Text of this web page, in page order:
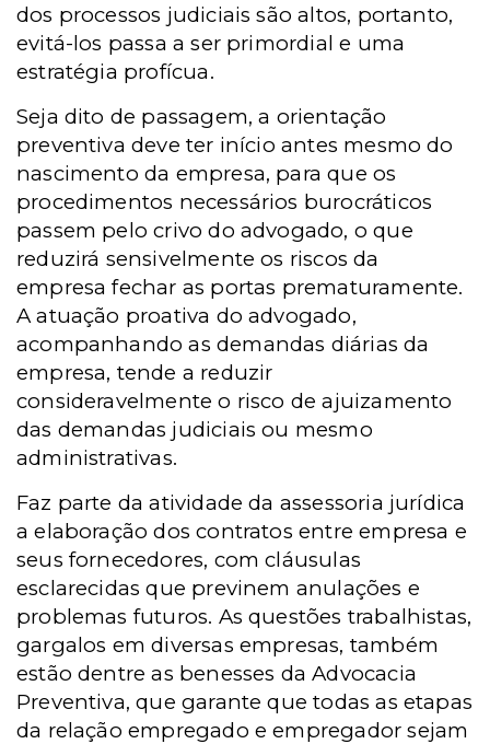
dos processos judiciais são altos, portanto,
evitá-los passa a ser primordial e uma
estratégia profícua.
Seja dito de passagem, a orientação
preventiva deve ter início antes mesmo do
nascimento da empresa, para que os
procedimentos necessários burocráticos
passem pelo crivo do advogado, o que
reduzirá sensivelmente os riscos da
empresa fechar as portas prematuramente.
A atuação proativa do advogado,
acompanhando as demandas diárias da
empresa, tende a reduzir
consideravelmente o risco de ajuizamento
das demandas judiciais ou mesmo
administrativas.
Faz parte da atividade da assessoria jurídica
a elaboração dos contratos entre empresa e
seus fornecedores, com cláusulas
esclarecidas que previnem anulações e
problemas futuros. As questões trabalhistas,
gargalos em diversas empresas, também
estão dentre as benesses da Advocacia
Preventiva, que garante que todas as etapas
da relação empregado e empregador sejam